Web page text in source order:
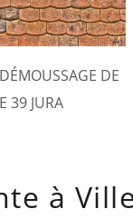
DE
39 JURA
à